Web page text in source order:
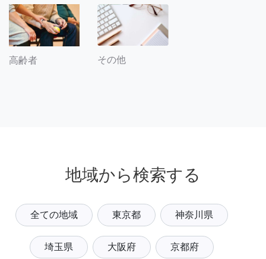
高齢者 その他
地域から検索する
全ての地域 東京都 神奈川県
埼玉県 大阪府 京都府